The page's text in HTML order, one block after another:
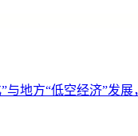
与地方“低空经济”发